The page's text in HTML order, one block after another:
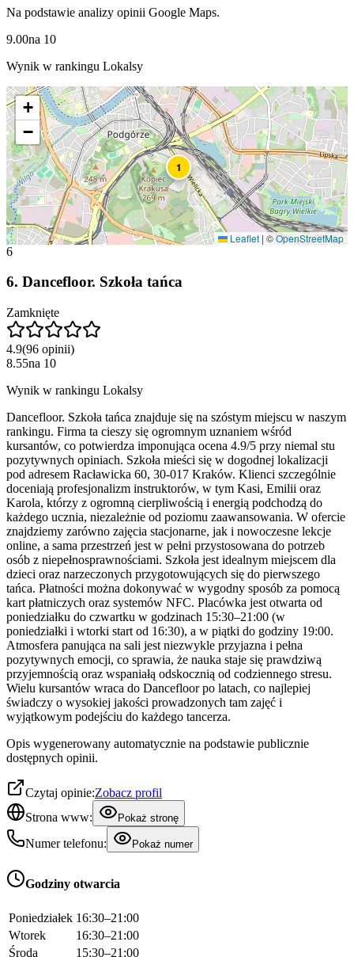
Na podstawie analizy opinii Google Maps.
9.00na 10
Wynik w rankingu Lokalsy
1
+
−
Leaflet | ©OpenStreetMap
6
6. Dancefloor. Szkoła tańca
Zamknięte
4.9(96 opinii)
8.55na 10
Wynik w rankingu Lokalsy
Dancefloor. Szkoła tańca znajduje się na szóstym miejscu w naszym
rankingu. Firma ta cieszy się ogromnym uznaniem wśród
kursantów, co potwierdza imponująca ocena 4.9/5 przy niemal stu
pozytywnych opiniach. Szkoła mieści się w dogodnej lokalizacji
pod adresem Racławicka 60, 30-017 Kraków. Klienci szczególnie
doceniają profesjonalizm instruktorów, w tym Kasi, Emilii oraz
Karola, którzy z ogromną cierpliwością i energią podchodzą do
każdego ucznia, niezależnie od poziomu zaawansowania. W ofercie
znajdziemy zarówno zajęcia stacjonarne, jak i nowoczesne lekcje
online, a sama przestrzeń jest w pełni przystosowana do potrzeb
osób z niepełnosprawnościami. Szkoła jest idealnym miejscem dla
dzieci oraz narzeczonych przygotowujących się do pierwszego
tańca. Płatności można dokonywać w wygodny sposób za pomocą
kart płatniczych oraz systemów NFC. Placówka jest otwarta od
poniedziałku do czwartku w godzinach 15:30–21:00 (w
poniedziałki i wtorki start od 16:30), a w piątki do godziny 19:00.
Atmosfera panująca na sali jest niezwykle przyjazna i pełna
pozytywnych emocji, co sprawia, że nauka staje się prawdziwą
przyjemnością oraz wspaniałą odskocznią od codziennego stresu.
Wielu kursantów wraca do Dancefloor po latach, co najlepiej
świadczy o wysokiej jakości prowadzonych tam zajęć i
wyjątkowym podejściu do każdego tancerza.
Opis wygenerowany automatycznie na podstawie publicznie
dostępnych opinii.
Czytaj opinie:Zobacz profil
Strona www:
Pokaż stronę
Numer telefonu: Pokaż numer
Godziny otwarcia
Poniedziałek 16:30–21:00
Wtorek
16:30–21:00
Środa
15:30–21:00